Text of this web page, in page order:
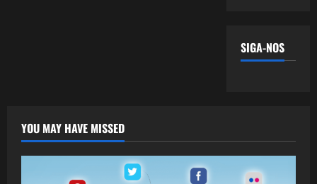
SIGA-NOS
YOU MAY HAVE MISSED